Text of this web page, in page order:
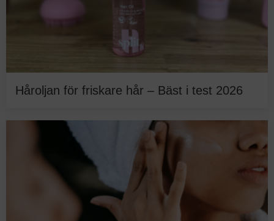
Håroljan för friskare hår – Bäst i test 2026